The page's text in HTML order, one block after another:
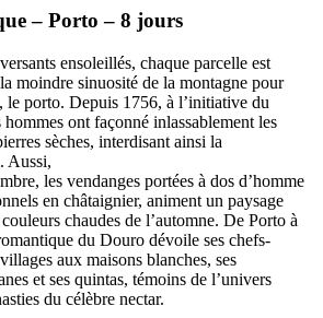
– Porto – 8 jours
ensoleillés, chaque parcelle est
moindre sinuosité de la montagne pour
porto. Depuis 1756, à l’initiative du
ont façonné inlassablement les
sèches, interdisant ainsi la
Aussi,
les vendanges portées à dos d’homme
en châtaignier, animent un paysage
chaudes de l’automne. De Porto à
du Douro dévoile ses chefs-
aux maisons blanches, ses
et ses quintas, témoins de l’univers
du célèbre nectar.